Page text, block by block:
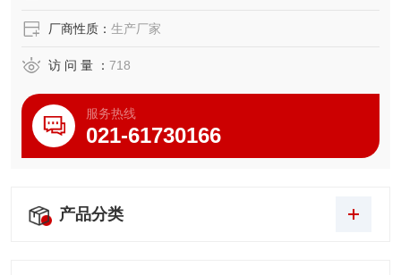
厂商性质： 生产厂家
访 问 量 ： 718
服务热线
021-61730166
产品分类